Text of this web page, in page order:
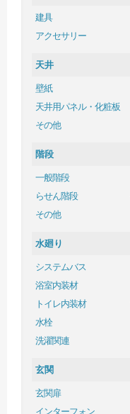
建具
アクセサリー
天井
壁紙
天井用パネル・化粧板
その他
階段
一般階段
らせん階段
その他
水廻り
システムバス
浴室内装材
トイレ内装材
水栓
洗濯関連
玄関
玄関扉
インターフォン